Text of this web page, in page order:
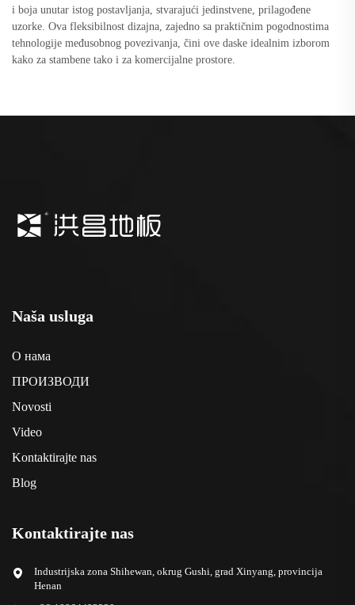
i boja unutar istog postavljanja, stvarajući jedinstvene, prilagođene
uzorke. Ova fleksibilnost dizajna, zajedno sa praktičnim pogodnostima
tehnologije međusobnog povezivanja, čini ove daske idealnim izborom
kako za stambene tako i za komercijalne prostore.
Naša usluga
О нама
ПРОИЗВОДИ
Novosti
Video
Kontaktirajte nas
Blog
Kontaktirajte nas
Industrijska zona Shihewan, okrug Gushi, grad Xinyang, provincija
Henan